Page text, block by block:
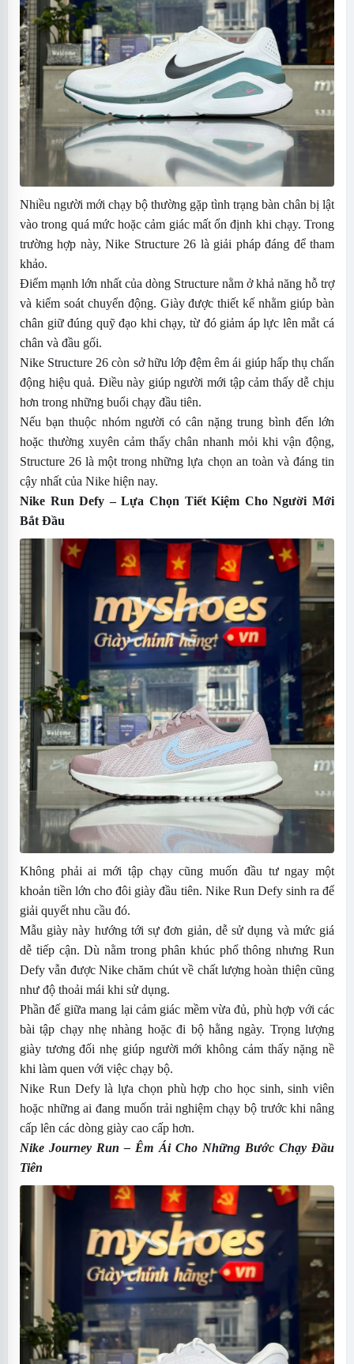
Nhiều người mới chạy bộ thường gặp tình trạng bàn chân bị lật
vào trong quá mức hoặc cảm giác mất ổn định khi chạy. Trong
trường hợp này, Nike Structure 26 là giải pháp đáng để tham
khảo.
Điểm mạnh lớn nhất của dòng Structure nằm ở khả năng hỗ trợ
và kiểm soát chuyển động. Giày được thiết kế nhằm giúp bàn
chân giữ đúng quỹ đạo khi chạy, từ đó giảm áp lực lên mắt cá
chân và đầu gối.
Nike Structure 26 còn sở hữu lớp đệm êm ái giúp hấp thụ chấn
động hiệu quả. Điều này giúp người mới tập cảm thấy dễ chịu
hơn trong những buổi chạy đầu tiên.
Nếu bạn thuộc nhóm người có cân nặng trung bình đến lớn
hoặc thường xuyên cảm thấy chân nhanh mỏi khi vận động,
Structure 26 là một trong những lựa chọn an toàn và đáng tin
cậy nhất của Nike hiện nay.
Nike Run Defy – Lựa Chọn Tiết Kiệm Cho Người Mới
Bắt Đầu
Không phải ai mới tập chạy cũng muốn đầu tư ngay một
khoản tiền lớn cho đôi giày đầu tiên. Nike Run Defy sinh ra để
giải quyết nhu cầu đó.
Mẫu giày này hướng tới sự đơn giản, dễ sử dụng và mức giá
dễ tiếp cận. Dù nằm trong phân khúc phổ thông nhưng Run
Defy vẫn được Nike chăm chút về chất lượng hoàn thiện cũng
như độ thoải mái khi sử dụng.
Phần đế giữa mang lại cảm giác mềm vừa đủ, phù hợp với các
bài tập chạy nhẹ nhàng hoặc đi bộ hằng ngày. Trọng lượng
giày tương đối nhẹ giúp người mới không cảm thấy nặng nề
khi làm quen với việc chạy bộ.
Nike Run Defy là lựa chọn phù hợp cho học sinh, sinh viên
hoặc những ai đang muốn trải nghiệm chạy bộ trước khi nâng
cấp lên các dòng giày cao cấp hơn.
Nike Journey Run – Êm Ái Cho Những Bước Chạy Đầu
Tiên